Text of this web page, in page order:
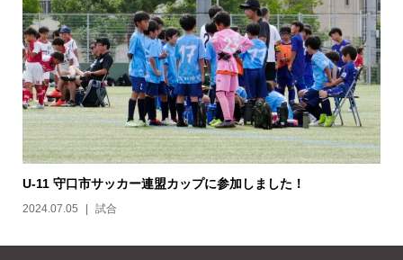
U-11 守口市サッカー連盟カップに参加しました！
2024.07.05 試合